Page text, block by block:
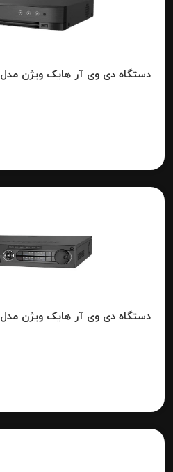
دستگاه دی وی آر هایک ویژن مدل IDS-7216HQHI-M2-XT
دستگاه دی وی آر هایک ویژن مدل DS-7316HUHI-F4/N